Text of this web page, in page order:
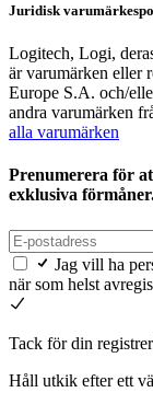
Juridisk
Logitech, Logi,
är varumärken eller
Europe S.A. och/
andra varumärken
alla varumärken
Prenumerera för
exklusiva
Jag vill ha
när som helst
Tack för din
Håll utkik efter ett